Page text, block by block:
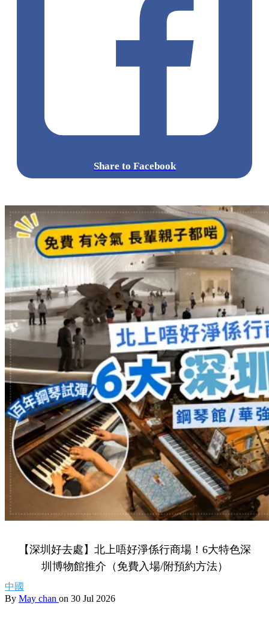
Share to Facebook
【深圳好去處】北上唔好淨係行商場！6大特色深
圳博物館推介（免費入場/附預約方法）
中國
By May chan on 30 Jul 2026